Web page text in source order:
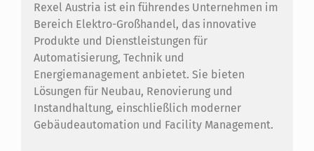
Rexel Austria ist ein führendes Unternehmen im
Bereich Elektro-Großhandel, das innovative
Produkte und Dienstleistungen für
Automatisierung, Technik und
Energiemanagement anbietet. Sie bieten
Lösungen für Neubau, Renovierung und
Instandhaltung, einschließlich moderner
Gebäudeautomation und Facility Management.